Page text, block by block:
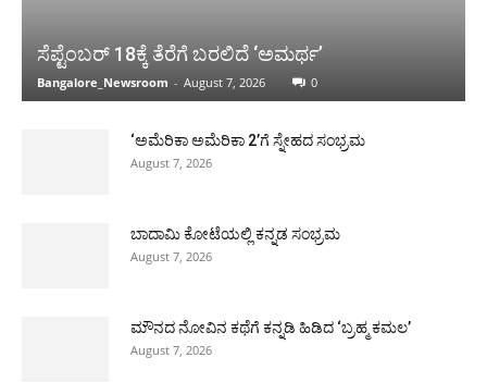
ಸೆಪ್ಟೆಂಬರ್ 18ಕ್ಕೆ ತೆರೆಗೆ ಬರಲಿದೆ ‘ಅಮರ್ಥ’
Bangalore_Newsroom - August 7, 2026 0
‘ಅಮೆರಿಕಾ ಅಮೆರಿಕಾ 2’ಗೆ ಸ್ನೇಹದ ಸಂಭ್ರಮ
August 7, 2026
ಬಾದಾಮಿ ಕೋಟೆಯಲ್ಲಿ ಕನ್ನಡ ಸಂಭ್ರಮ
August 7, 2026
ಮೌನದ ನೋವಿನ ಕಥೆಗೆ ಕನ್ನಡಿ ಹಿಡಿದ ‘ಬ್ರಹ್ಮ ಕಮಲ’
August 7, 2026